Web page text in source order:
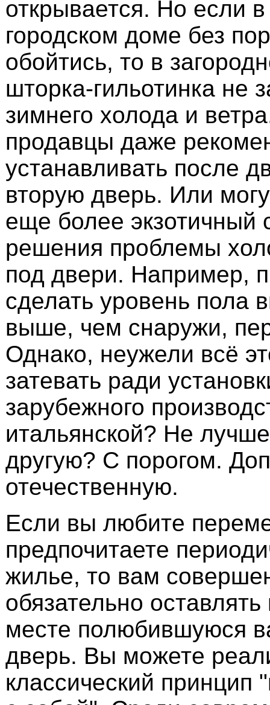
открывается. Но если
городском доме без
обойтись, то в
шторка-гильотинка не
зимнего холода и
продавцы даже
устанавливать после
вторую дверь. Или
еще более экзотичный
решения проблемы
под двери. Например,
сделать уровень пола
выше, чем снаружи,
Однако, неужели всё
затевать ради
зарубежного
итальянской? Не
другую? С порогом.
отечественную.
Если вы любите
предпочитаете
жилье, то вам
обязательно
месте полюбившуюся
дверь. Вы можете
классический принцип